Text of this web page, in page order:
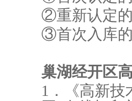
②重新认定
③首次入库
巢湖经开区
1．《高新技